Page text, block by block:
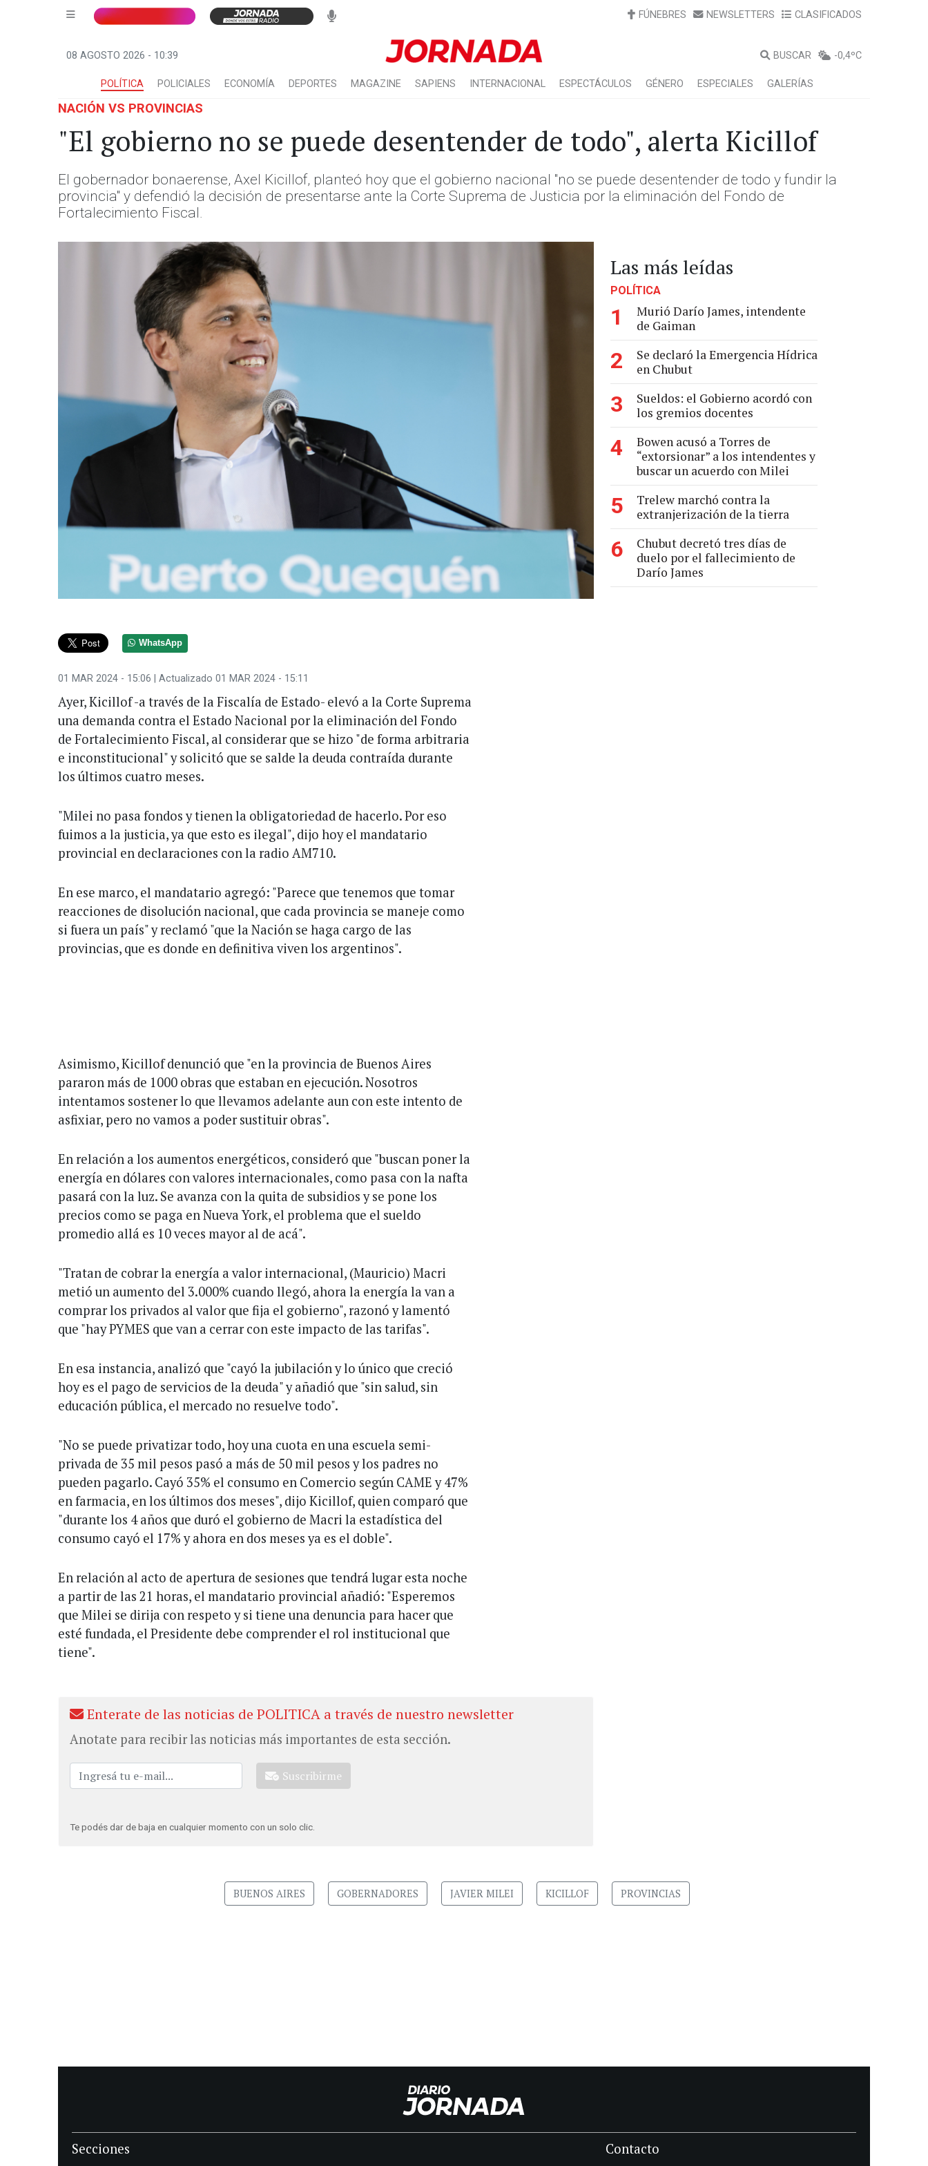
FÚNEBRES NEWSLETTERS CLASIFICADOS
08 AGOSTO 2026 - 10:39 BUSCAR -0,4ºC
POLÍTICA POLICIALES ECONOMÍA DEPORTES MAGAZINE SAPIENS INTERNACIONAL ESPECTÁCULOS GÉNERO ESPECIALES GALERÍAS
NACIÓN VS PROVINCIAS
"El gobierno no se puede desentender de todo", alerta Kicillof
El gobernador bonaerense, Axel Kicillof, planteó hoy que el gobierno nacional "no se puede desentender de todo y fundir la
provincia" y defendió la decisión de presentarse ante la Corte Suprema de Justicia por la eliminación del Fondo de
Fortalecimiento Fiscal.
WhatsApp
01 MAR 2024 - 15:06 | Actualizado 01 MAR 2024 - 15:11
Ayer, Kicillof -a través de la Fiscalía de Estado- elevó a la Corte Suprema
una demanda contra el Estado Nacional por la eliminación del Fondo
de Fortalecimiento Fiscal, al considerar que se hizo "de forma arbitraria
e inconstitucional" y solicitó que se salde la deuda contraída durante
los últimos cuatro meses.
"Milei no pasa fondos y tienen la obligatoriedad de hacerlo. Por eso
fuimos a la justicia, ya que esto es ilegal", dijo hoy el mandatario
provincial en declaraciones con la radio AM710.
En ese marco, el mandatario agregó: "Parece que tenemos que tomar
reacciones de disolución nacional, que cada provincia se maneje como
si fuera un país" y reclamó "que la Nación se haga cargo de las
provincias, que es donde en definitiva viven los argentinos".
Asimismo, Kicillof denunció que "en la provincia de Buenos Aires
pararon más de 1000 obras que estaban en ejecución. Nosotros
intentamos sostener lo que llevamos adelante aun con este intento de
asfixiar, pero no vamos a poder sustituir obras".
En relación a los aumentos energéticos, consideró que "buscan poner la
energía en dólares con valores internacionales, como pasa con la nafta
pasará con la luz. Se avanza con la quita de subsidios y se pone los
precios como se paga en Nueva York, el problema que el sueldo
promedio allá es 10 veces mayor al de acá".
"Tratan de cobrar la energía a valor internacional, (Mauricio) Macri
metió un aumento del 3.000% cuando llegó, ahora la energía la van a
comprar los privados al valor que fija el gobierno", razonó y lamentó
que "hay PYMES que van a cerrar con este impacto de las tarifas".
En esa instancia, analizó que "cayó la jubilación y lo único que creció
hoy es el pago de servicios de la deuda" y añadió que "sin salud, sin
educación pública, el mercado no resuelve todo".
"No se puede privatizar todo, hoy una cuota en una escuela semi-
privada de 35 mil pesos pasó a más de 50 mil pesos y los padres no
pueden pagarlo. Cayó 35% el consumo en Comercio según CAME y 47%
en farmacia, en los últimos dos meses", dijo Kicillof, quien comparó que
"durante los 4 años que duró el gobierno de Macri la estadística del
consumo cayó el 17% y ahora en dos meses ya es el doble".
En relación al acto de apertura de sesiones que tendrá lugar esta noche
a partir de las 21 horas, el mandatario provincial añadió: "Esperemos
que Milei se dirija con respeto y si tiene una denuncia para hacer que
esté fundada, el Presidente debe comprender el rol institucional que
tiene".
Enterate de las noticias de POLITICA a través de nuestro newsletter
Anotate para recibir las noticias más importantes de esta sección.
Suscribirme
Te podés dar de baja en cualquier momento con un solo clic.
Las más leídas
POLÍTICA
1
Murió Darío James, intendente
de Gaiman
2
Se declaró la Emergencia Hídrica
en Chubut
3
Sueldos: el Gobierno acordó con
los gremios docentes
4
Bowen acusó a Torres de
“extorsionar” a los intendentes y
buscar un acuerdo con Milei
5
Trelew marchó contra la
extranjerización de la tierra
6
Chubut decretó tres días de
duelo por el fallecimiento de
Darío James
BUENOS AIRES GOBERNADORES JAVIER MILEI KICILLOF PROVINCIAS
Secciones Contacto